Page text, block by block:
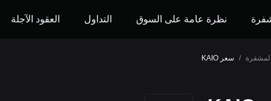
نظرة عامة على السوق التداول العقود الآجلة
/ سعر KAIO